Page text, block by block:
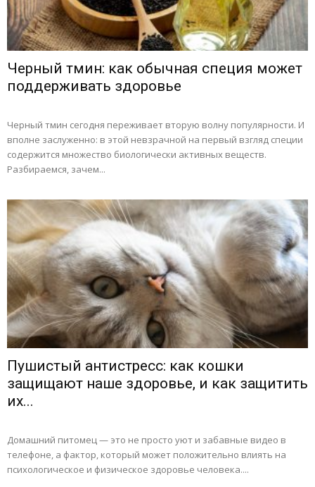
Черный тмин: как обычная специя может
поддерживать здоровье
Черный тмин сегодня переживает вторую волну популярности. И
вполне заслуженно: в этой невзрачной на первый взгляд специи
содержится множество биологически активных веществ.
Разбираемся, зачем...
Пушистый антистресс: как кошки
защищают наше здоровье, и как защитить
их...
Домашний питомец — это не просто уют и забавные видео в
телефоне, а фактор, который может положительно влиять на
психологическое и физическое здоровье человека....